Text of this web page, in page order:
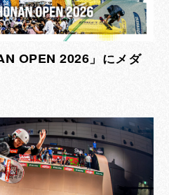
OPEN 2026」にメダ